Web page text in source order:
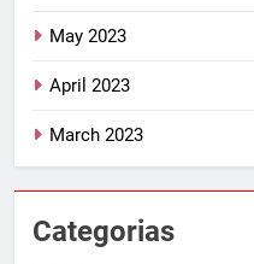
May 2023
April 2023
March 2023
Categorias